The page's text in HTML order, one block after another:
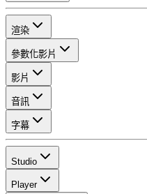
渲染
參數化影片
影片
音訊
字幕
Studio
Player